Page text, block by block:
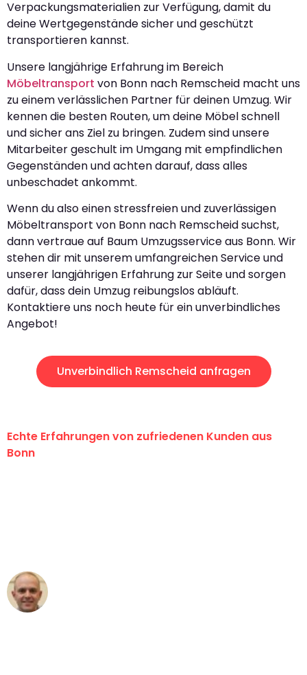
Verpackungsmaterialien zur Verfügung, damit du
deine Wertgegenstände sicher und geschützt
transportieren kannst.
Unsere langjährige Erfahrung im Bereich
Möbeltransport von Bonn nach Remscheid macht uns
zu einem verlässlichen Partner für deinen Umzug. Wir
kennen die besten Routen, um deine Möbel schnell
und sicher ans Ziel zu bringen. Zudem sind unsere
Mitarbeiter geschult im Umgang mit empfindlichen
Gegenständen und achten darauf, dass alles
unbeschadet ankommt.
Wenn du also einen stressfreien und zuverlässigen
Möbeltransport von Bonn nach Remscheid suchst,
dann vertraue auf Baum Umzugsservice aus Bonn. Wir
stehen dir mit unserem umfangreichen Service und
unserer langjährigen Erfahrung zur Seite und sorgen
dafür, dass dein Umzug reibungslos abläuft.
Kontaktiere uns noch heute für ein unverbindliches
Angebot!
Unverbindlich Remscheid anfragen
Echte Erfahrungen von zufriedenen Kunden aus
Bonn